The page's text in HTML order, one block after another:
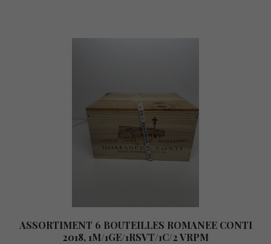
ASSORTIMENT 6 BOUTEILLES ROMANEE CONTI
2018, 1M/1GE/1RSVT/1C/2 VRPM